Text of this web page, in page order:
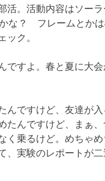
活。活動内容はソー
な？ フレームとか
ック。
ですよ。春と夏に大
んですけど、友達が
たんですけど、まぁ
く乗るけど。めちゃ
、実験のレポートが